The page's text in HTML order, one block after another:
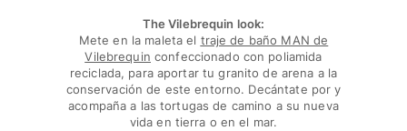
The Vilebrequin look:
Mete en la maleta el traje de baño MAN de
Vilebrequin confeccionado con poliamida
reciclada, para aportar tu granito de arena a la
conservación de este entorno. Decántate por y
acompaña a las tortugas de camino a su nueva
vida en tierra o en el mar.